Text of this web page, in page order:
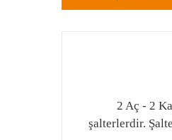
2 Aç - 2
şalterlerdir.